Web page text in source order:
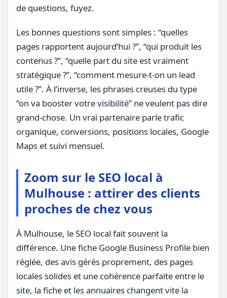
de questions, fuyez.
Les bonnes questions sont simples : “quelles
pages rapportent aujourd’hui ?”, “qui produit les
contenus ?”, “quelle part du site est vraiment
stratégique ?”, “comment mesure-t-on un lead
utile ?”. À l’inverse, les phrases creuses du type
“on va booster votre visibilité” ne veulent pas dire
grand-chose. Un vrai partenaire parle trafic
organique, conversions, positions locales, Google
Maps et suivi mensuel.
Zoom sur le SEO local à
Mulhouse : attirer des clients
proches de chez vous
À Mulhouse, le SEO local fait souvent la
différence. Une fiche Google Business Profile bien
réglée, des avis gérés proprement, des pages
locales solides et une cohérence parfaite entre le
site, la fiche et les annuaires changent vite la